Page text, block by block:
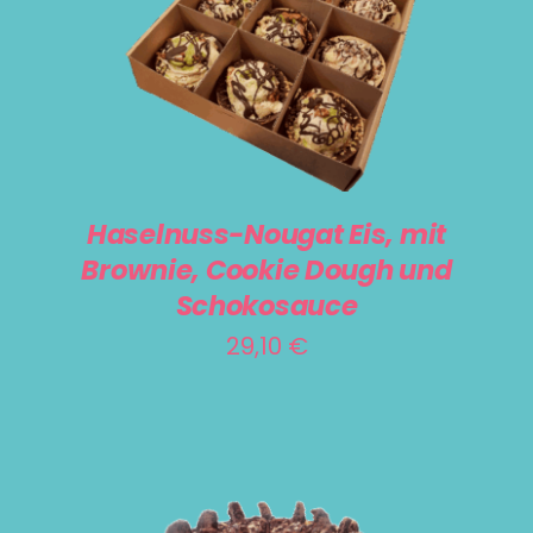
PRODUKTSEITE
GEWÄHLT
WERDEN
IN DEN WARENKORB / DETAILS
Haselnuss-Nougat Eis, mit
Brownie, Cookie Dough und
Schokosauce
29,10 €